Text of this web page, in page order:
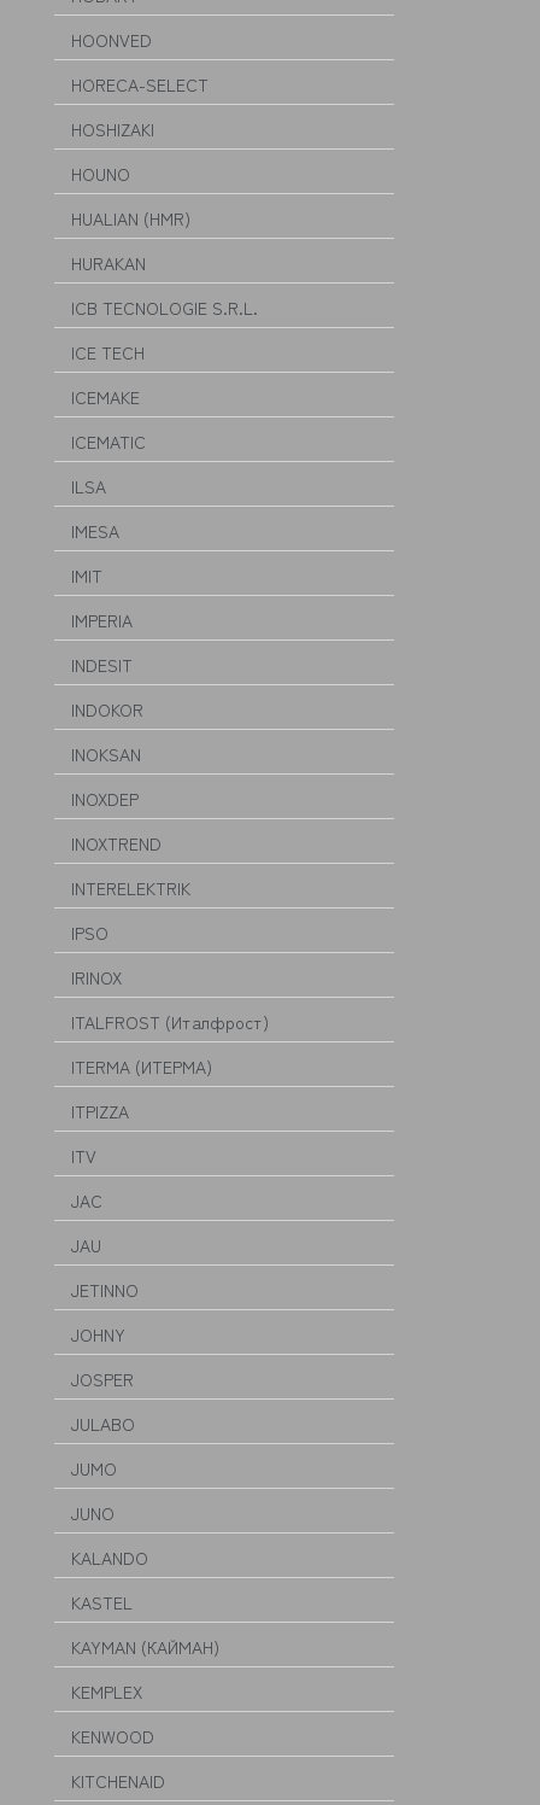
HOONVED
HORECA-SELECT
HOSHIZAKI
HOUNO
HUALIAN (HMR)
HURAKAN
ICB TECNOLOGIE S.R.L.
ICE TECH
ICEMAKE
ICEMATIC
ILSA
IMESA
IMIT
IMPERIA
INDESIT
INDOKOR
INOKSAN
INOXDEP
INOXTREND
INTERELEKTRIK
IPSO
IRINOX
ITALFROST (Италфрост)
ITERMA (ИТЕРМА)
ITPIZZA
ITV
JAC
JAU
JETINNO
JOHNY
JOSPER
JULABO
JUMO
JUNO
KALANDO
KASTEL
KAYMAN (КАЙМАН)
KEMPLEX
KENWOOD
KITCHENAID